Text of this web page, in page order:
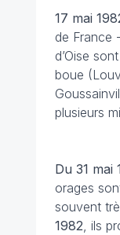
17 mai
de France
d’Oise
boue
plusieurs
Du 31 mai
orages
souvent
1982 , ils